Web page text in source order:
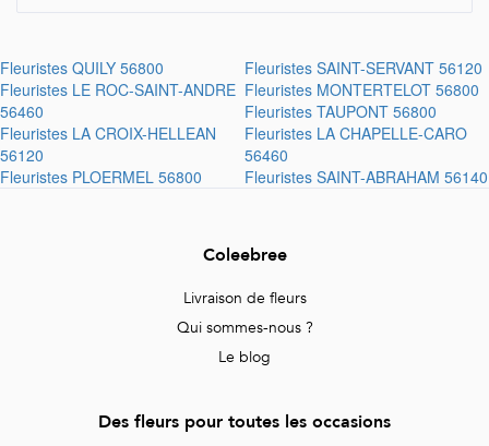
Fleuristes QUILY 56800 Fleuristes SAINT-SERVANT 56120
Fleuristes LE ROC-SAINT-ANDRE
56460
Fleuristes MONTERTELOT 56800
Fleuristes TAUPONT 56800
Fleuristes LA CROIX-HELLEAN
56120
Fleuristes LA CHAPELLE-CARO
56460
Fleuristes PLOERMEL 56800 Fleuristes SAINT-ABRAHAM 56140
Coleebree
Livraison de fleurs
Qui sommes-nous ?
Le blog
Des fleurs pour toutes les occasions